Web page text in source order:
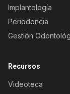
Implantología
Periodoncia
Gestión
Recursos
Videoteca